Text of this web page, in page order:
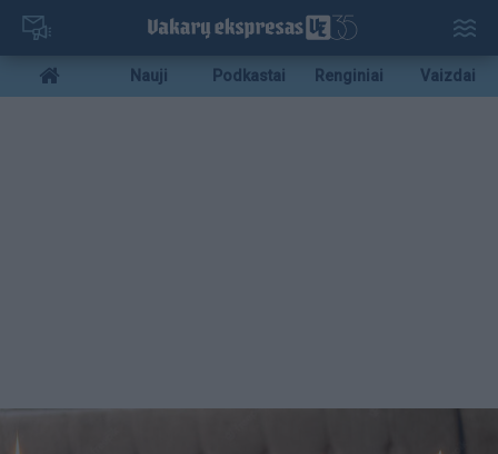
Pereiti
pagrindinį
turinį
Mobile
menu
Nauji Podkastai Renginiai Vaizdai